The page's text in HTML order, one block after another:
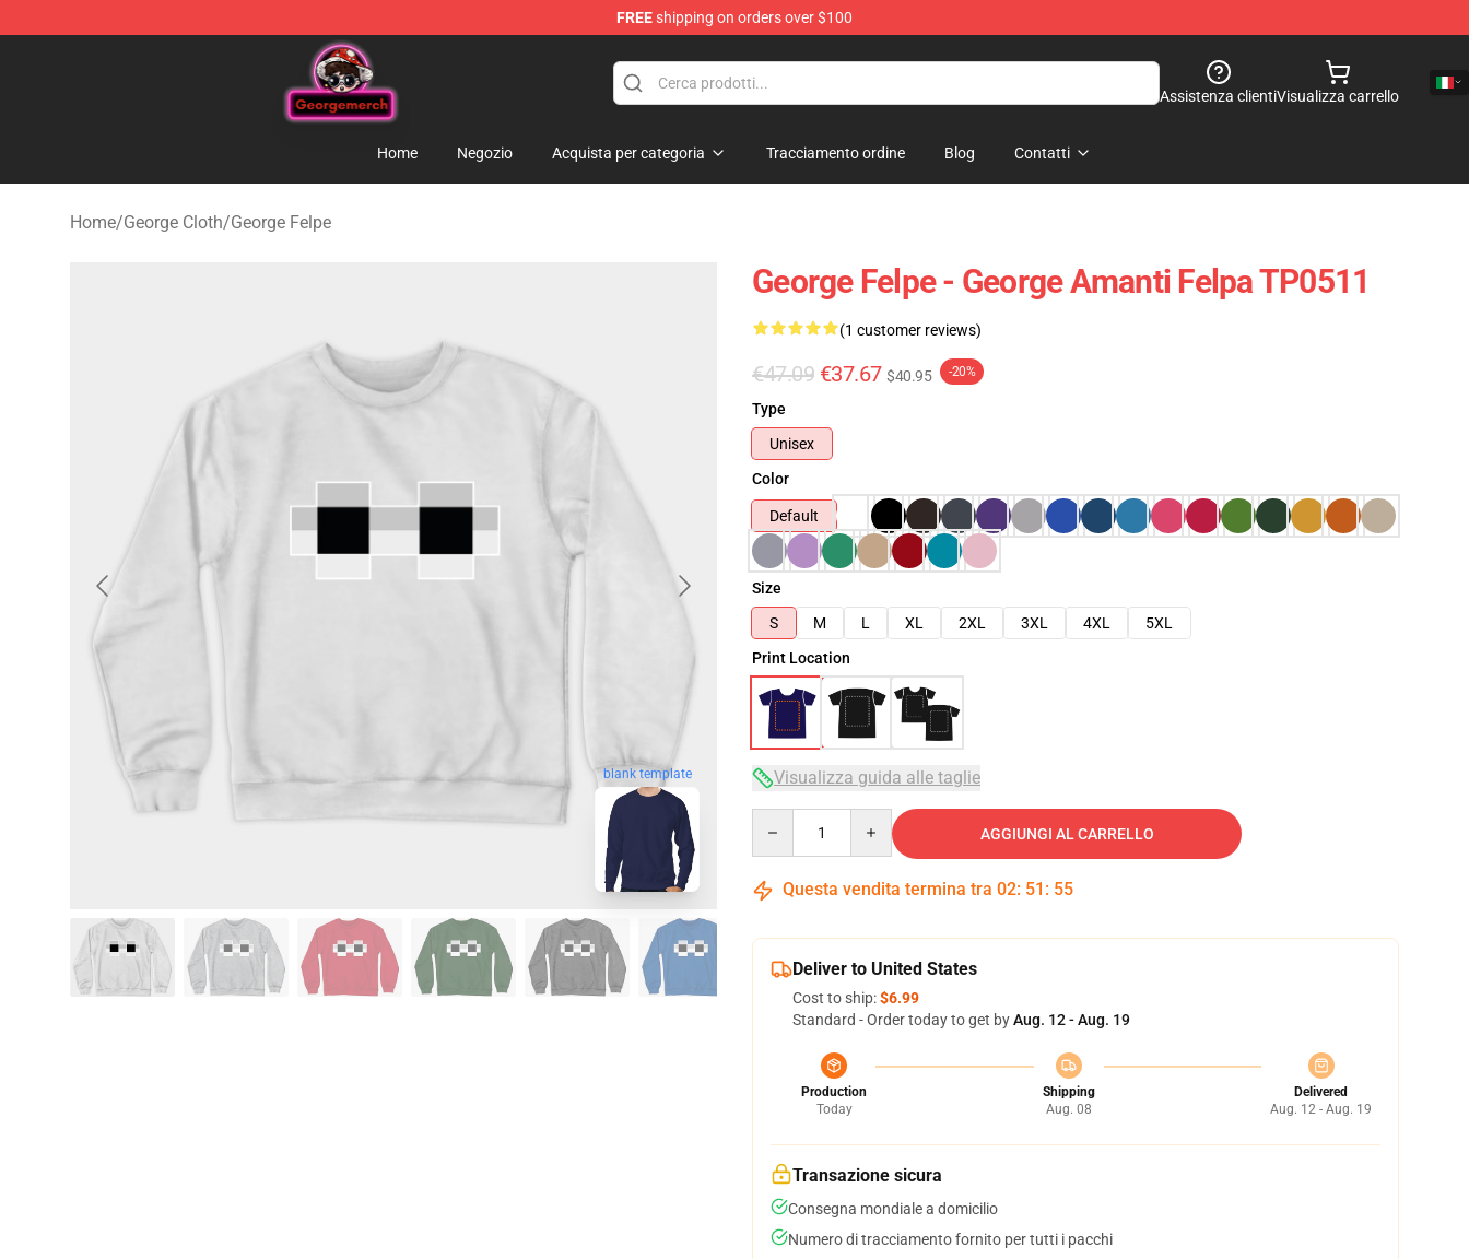
FREEshipping on orders over $100
George Store - Official George Merchandise Shop
Assistenza clientiVisualizza carrello
Home Negozio Acquista per categoria Tracciamento ordine Blog Contatti
Home/George Cloth/George Felpe
blank template
George Felpe - George Amanti Felpa TP0511
(1 customer reviews)
€47.09 €37.67 $40.95 -20%
Type
Unisex
Color
Default
Size
S
M L XL 2XL 3XL 4XL
5XL
Print Location
Visualizza guida alle taglie
AGGIUNGI AL CARRELLO
Questa vendita termina tra 02: 51 : 54
Deliver to United States
Cost to ship:$6.99
Standard - Order today to get byAug. 12 - Aug. 19
Production
Today
Shipping
Aug. 08
Delivered
Aug. 12 - Aug. 19
Transazione sicura
Consegna mondiale a domicilio
Numero di tracciamento fornito per tutti i pacchi